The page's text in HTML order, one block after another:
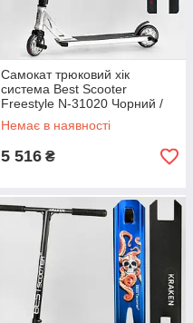
Самокат трюковий хік
система Best Scooter
Freestyle N-31020 Чорний /
Срібний Трюковий самокат
підлітковий
Немає в наявності
5 516 ₴